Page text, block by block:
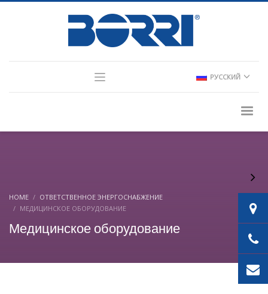
Partner Login
Consultant Login
РУССКИЙ
HOME
ОТВЕТСТВЕННОЕ ЭНЕРГОСНАБЖЕНИЕ
МЕДИЦИНСКОЕ ОБОРУДОВАНИЕ
Медицинское оборудование